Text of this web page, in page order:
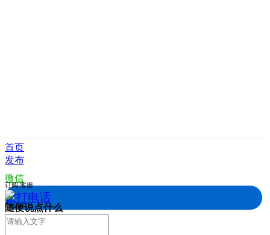
首页
发布
微信
拨打电话
订阅 客服
随便说点什么